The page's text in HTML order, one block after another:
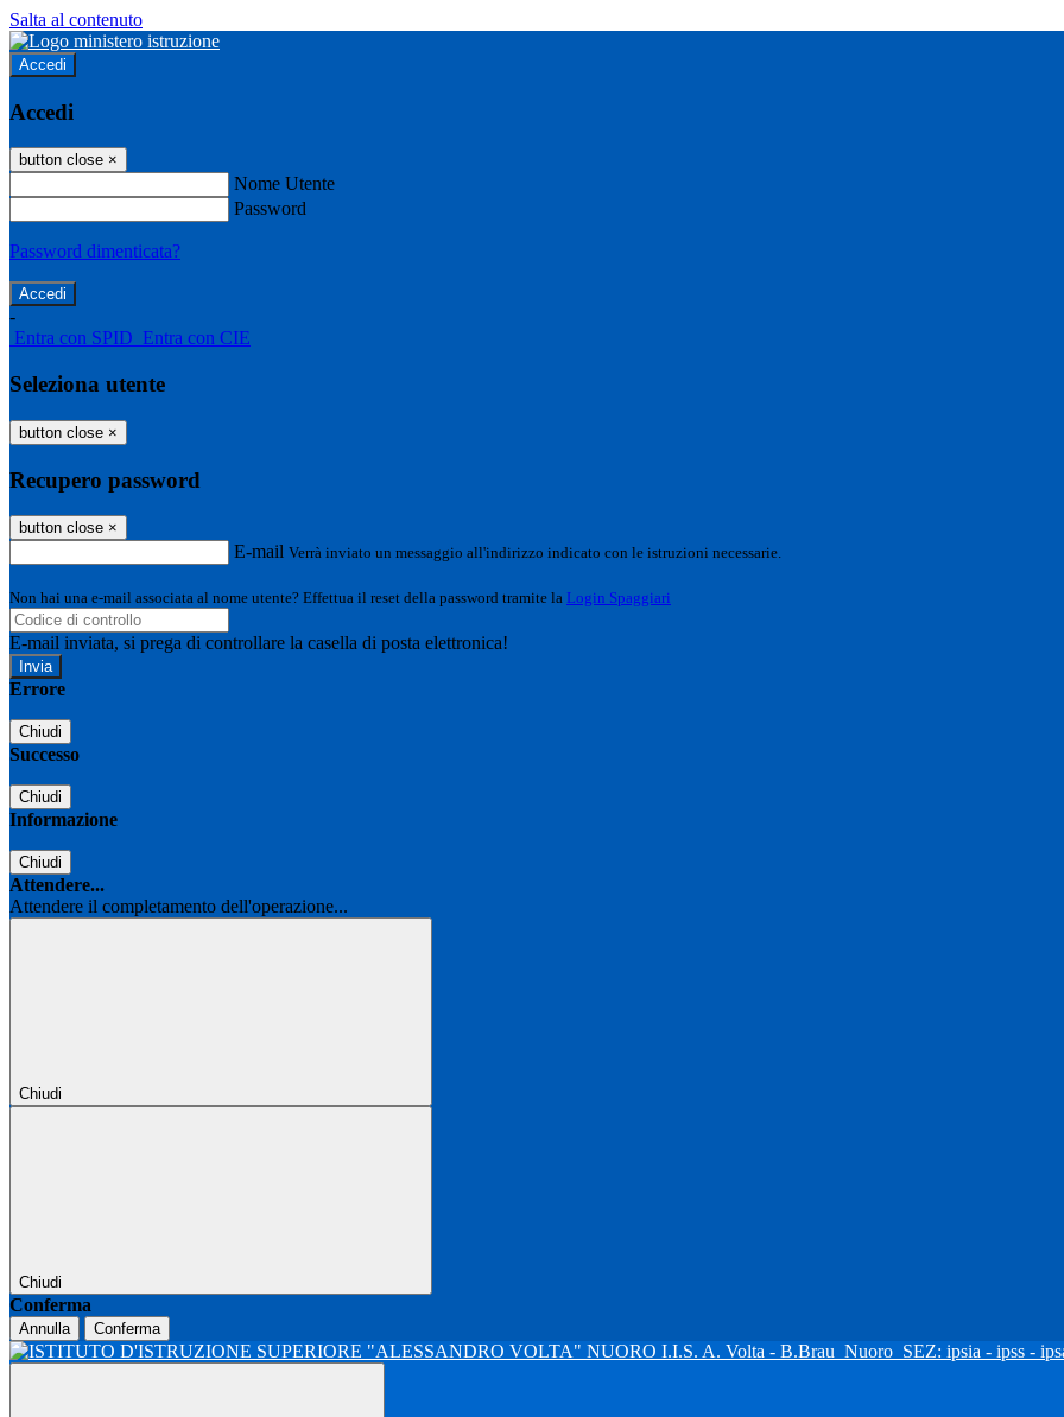
Salta al contenuto
Accedi
Accedi
button close ×
Nome Utente
Password
Password dimenticata?
-
Entra con SPID Entra con CIE
Seleziona utente
button close ×
Recupero password
button close ×
E-mail Verrà inviato un messaggio all'indirizzo indicato con le istruzioni necessarie.
Non hai una e-mail associata al nome utente? Effettua il reset della password tramite la Login Spaggiari
E-mail inviata, si prega di controllare la casella di posta elettronica!
Errore
Chiudi
Successo
Chiudi
Informazione
Chiudi
Attendere...
Attendere il completamento dell'operazione...
Chiudi
Chiudi
Conferma
Annulla Conferma
I.I.S. A. Volta - B.Brau Nuoro SEZ: ipsia - ipss -